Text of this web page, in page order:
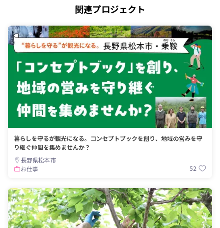
関連プロジェクト
暮らしを守るが観光になる。コンセプトブックを創り、地域の営みを守
り継ぐ仲間を集めませんか？
長野県松本市
お仕事
52